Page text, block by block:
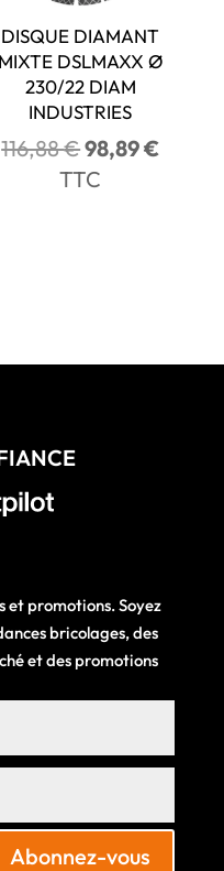
DISQUE DIAMANT
MIXTE DSLMAXX Ø
230/22 DIAM
INDUSTRIES
116,88€Le
prix
98,89€Le
TTC
et promotions. Soyez
bricolages, des
et des promotions
Abonnez-vous